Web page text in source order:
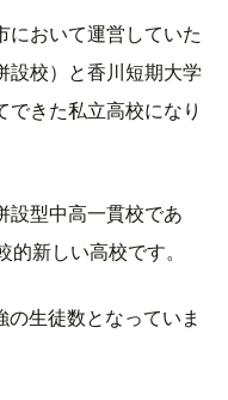
において運営していた
設校）と香川短期大学
できた私立高校になり
設型中高一貫校であ
新しい高校です。
生徒数となっていま